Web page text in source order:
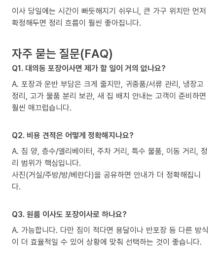
이사 당일에는 시간이 빠듯해지기 쉬우니, 큰 가구 위치만 먼저
확정해두면 정리 흐름이 훨씬 좋아집니다.
자주 묻는 질문(FAQ)
Q1. 대의동 포장이사면 제가 할 일이 거의 없나요?
A. 포장과 운반 부담은 크게 줄지만, 귀중품/서류 관리, 냉장고
정리, 고가 물품 분리 보관, 새 집 배치 안내는 고객이 준비하면
훨씬 매끄럽습니다.
Q2. 비용 견적은 어떻게 정확해지나요?
A. 짐 양, 층수/엘리베이터, 주차 거리, 특수 물품, 이동 거리, 정
리 범위가 핵심입니다.
사진(거실/주방/방/베란다)을 공유하면 안내가 더 정확해집니
다.
Q3. 원룸 이사도 포장이사로 하나요?
A. 가능합니다. 다만 짐이 적다면 용달이나 반포장 등 다른 방식
이 더 효율적일 수 있어 상황에 맞춰 선택하는 것이 좋습니다.